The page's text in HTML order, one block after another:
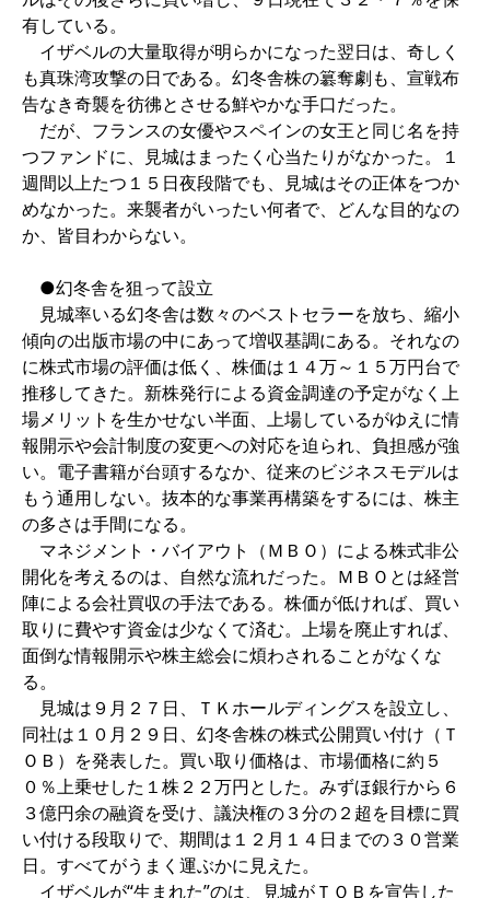
有している。
イザベルの大量取得が明らかになった翌日は、奇しく
も真珠湾攻撃の日である。幻冬舎株の簒奪劇も、宣戦布
告なき奇襲を彷彿とさせる鮮やかな手口だった。
だが、フランスの女優やスペインの女王と同じ名を持
つファンドに、見城はまったく心当たりがなかった。１
週間以上たつ１５日夜段階でも、見城はその正体をつか
めなかった。来襲者がいったい何者で、どんな目的なの
か、皆目わからない。
●幻冬舎を狙って設立
見城率いる幻冬舎は数々のベストセラーを放ち、縮小
傾向の出版市場の中にあって増収基調にある。それなの
に株式市場の評価は低く、株価は１４万～１５万円台で
推移してきた。新株発行による資金調達の予定がなく上
場メリットを生かせない半面、上場しているがゆえに情
報開示や会計制度の変更への対応を迫られ、負担感が強
い。電子書籍が台頭するなか、従来のビジネスモデルは
もう通用しない。抜本的な事業再構築をするには、株主
の多さは手間になる。
マネジメント・バイアウト（ＭＢＯ）による株式非公
開化を考えるのは、自然な流れだった。ＭＢＯとは経営
陣による会社買収の手法である。株価が低ければ、買い
取りに費やす資金は少なくて済む。上場を廃止すれば、
面倒な情報開示や株主総会に煩わされることがなくな
る。
見城は９月２７日、ＴＫホールディングスを設立し、
同社は１０月２９日、幻冬舎株の株式公開買い付け（Ｔ
ＯＢ）を発表した。買い取り価格は、市場価格に約５
０％上乗せした１株２２万円とした。みずほ銀行から６
３億円余の融資を受け、議決権の３分の２超を目標に買
い付ける段取りで、期間は１２月１４日までの３０営業
日。すべてがうまく運ぶかに見えた。
イザベルが“生まれた”のは、見城がＴＯＢを宣告した